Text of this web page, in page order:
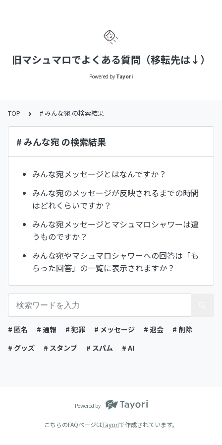
旧マシュマロでよくある質問（移転先は↓）
Powered by Tayori
TOP # みんな宛 の検索結果
# みんな宛 の検索結果
みんな宛メッセージとはなんですか？
みんな宛のメッセージが反映されるまでの時間
はどれくらいですか？
みんな宛メッセージとマシュマロシャワーは違
うものですか？
みんな宛やマシュマロシャワーへの回答は「も
らった回答」の一覧に表示されますか？
# 匿名 # 通報 # 犯罪 # メッセージ # 退会
# 削除
# グッズ
# スタンプ # スパム # AI
Powered by
こちらのFAQページはTayoriで作成されています。